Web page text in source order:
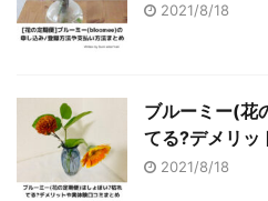
2021/8/18
ブルーミー(花
てる?デメリッ
2021/8/18